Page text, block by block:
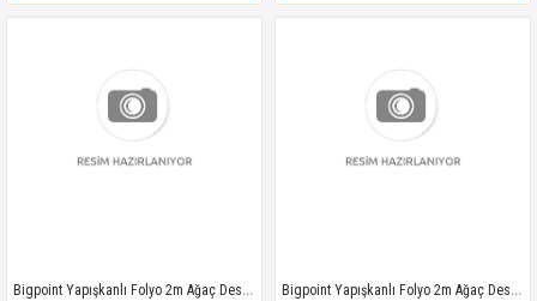
Bigpoint Yapışkanlı Folyo 2m Ağaç Desen No:16 Bigpoint Yapışkanlı Folyo 2m Ağaç Desen No:18A